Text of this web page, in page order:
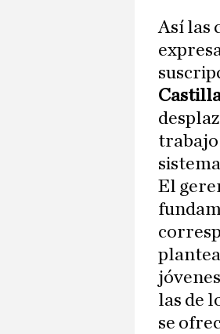
Así las
trabajo
El
las de
se